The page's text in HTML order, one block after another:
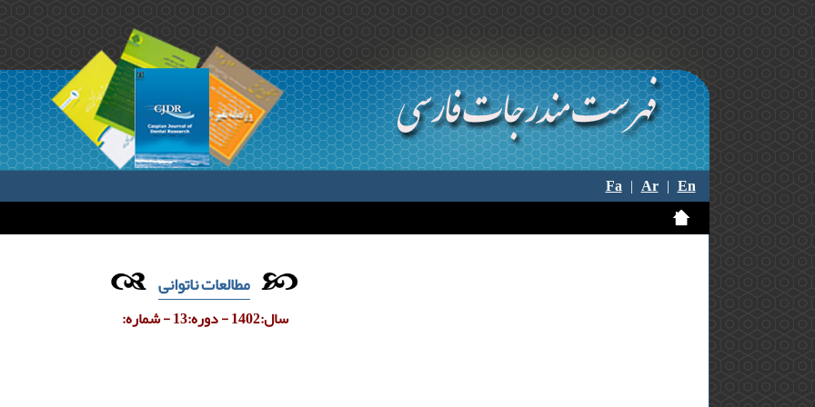
Fa|Ar|En
مطالعات ناتوانی
سال:1402 - دوره:13 - شماره: